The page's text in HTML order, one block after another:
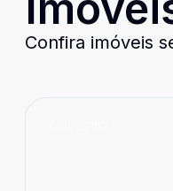
Confira imóveis